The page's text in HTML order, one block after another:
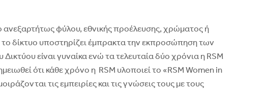
ανεξαρτήτως φύλου, εθνικής προέλευσης, χρώματος ή
δίκτυο υποστηρίζει έμπρακτα την εκπροσώπηση των
είναι γυναίκα ενώ τα τελευταία δύο χρόνια η RSM
ότι κάθε χρόνο η RSM υλοποιεί το «RSM Women in
τις εμπειρίες και τις γνώσεις τους με τους